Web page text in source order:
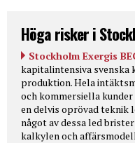
Höga risker i
Stockholm Exergis
kapitalintensiva svenska
produktion. Hela
och kommersiella
en delvis oprövad teknik
något av dessa led
kalkylen och